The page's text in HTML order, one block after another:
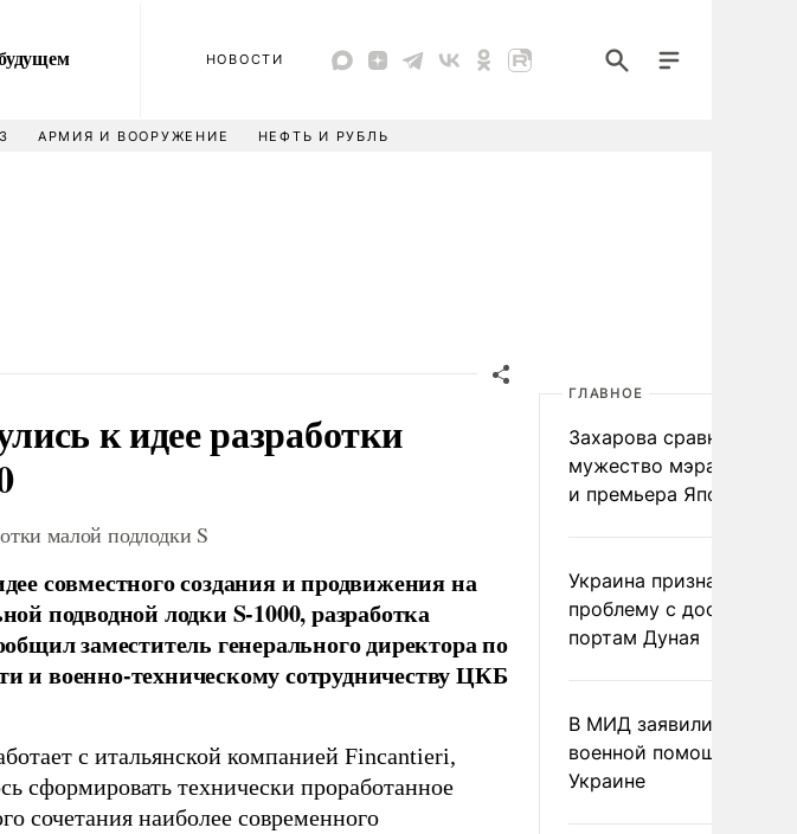
НОВОСТИ
АРМИЯ И ВООРУЖЕНИЕ НЕФТЬ И РУБЛЬ
к идее разработки
малой подлодки S
совместного создания и продвижения на
подводной лодки S-1000, разработка
заместитель генерального директора по
и военно-техническому сотрудничеству ЦКБ
с итальянской компанией Fincantieri,
сформировать технически проработанное
сочетания наиболее современного
ГЛАВНОЕ
Захарова сравнила
мужество мэра
и премьера Японии
Украина признала
проблему с доступом к
портам Дуная
В МИД заявили о
военной помощи
Украине